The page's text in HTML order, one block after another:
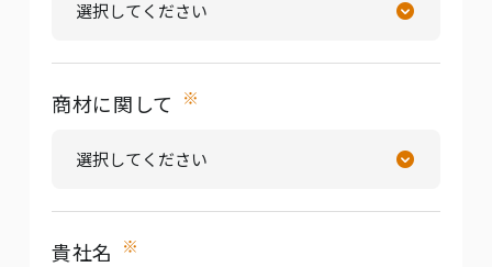
商材に関して ※
貴社名 ※